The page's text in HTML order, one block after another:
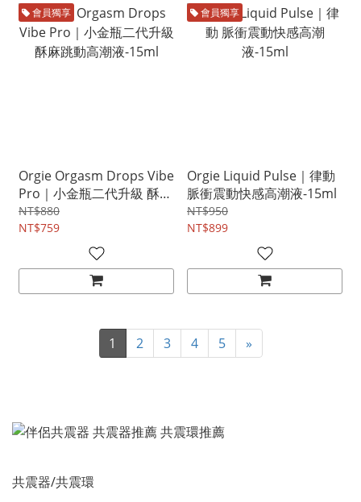
會員獨享
Orgie Orgasm Drops Vibe
Pro｜小金瓶二代升級 酥麻
跳動高潮液-15ml
NT$880
NT$759
會員獨享
Orgie Liquid Pulse｜律動
脈衝震動快感高潮液-15ml
NT$950
NT$899
1 2 3 4 5 »
共震器/共震環